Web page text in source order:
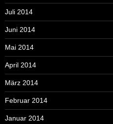
Juli 2014
Juni 2014
Mai 2014
April 2014
März 2014
Februar 2014
Januar 2014